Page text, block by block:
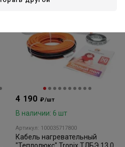
4 190 ₽/шт
В наличии: 6 шт
Артикул: 100035717800
Кабель нагревательный